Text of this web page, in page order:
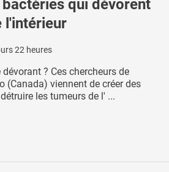
bactéries qui dévorent
l'intérieur
22 heures
? Ces chercheurs de
(Canada) viennent de créer des
les tumeurs de l' ...